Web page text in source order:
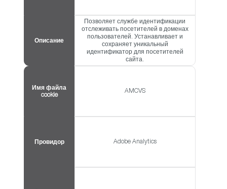
Описание
Позволяет службе идентификации
отслеживать посетителей в доменах
пользователей. Устанавливает и
сохраняет уникальный
идентификатор для посетителей
сайта.
Имя файла
cookie
Провидор
AMCVS
Adobe Analytics